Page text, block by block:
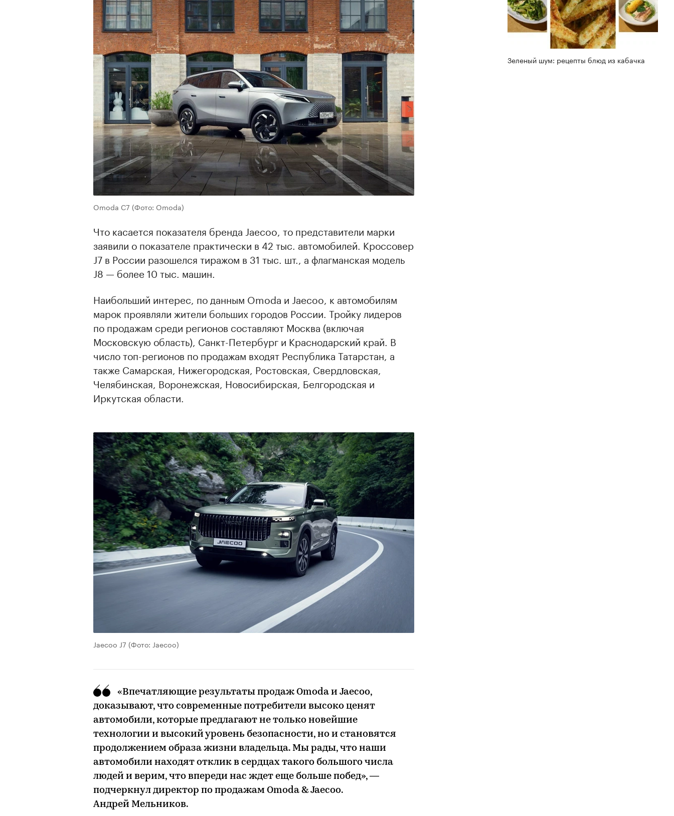
Зеленый шум: рецепты блюд из кабачка
00:00 / 00:00
Omoda C7 (Фото: Omoda)
Что касается показателя бренда Jaecoo, то представители марки
заявили о показателе практически в 42 тыс. автомобилей. Кроссовер
J7 в России разошелся тиражом в 31 тыс. шт., а флагманская модель
J8 — более 10 тыс. машин.
Наибольший интерес, по данным Omoda и Jaecoo, к автомобилям
марок проявляли жители больших городов России. Тройку лидеров
по продажам среди регионов составляют Москва (включая
Московскую область), Санкт-Петербург и Краснодарский край. В
число топ-регионов по продажам входят Республика Татарстан, а
также Самарская, Нижегородская, Ростовская, Свердловская,
Челябинская, Воронежская, Новосибирская, Белгородская и
Иркутская области.
Jaecoo J7 (Фото: Jaecoo)
«Впечатляющие результаты продаж Omoda и Jaecoo,
доказывают, что современные потребители высоко ценят
автомобили, которые предлагают не только новейшие
технологии и высокий уровень безопасности, но и становятся
продолжением образа жизни владельца. Мы рады, что наши
автомобили находят отклик в сердцах такого большого числа
людей и верим, что впереди нас ждет еще больше побед», —
подчеркнул директор по продажам Omoda & Jaecoo.
Андрей Мельников.